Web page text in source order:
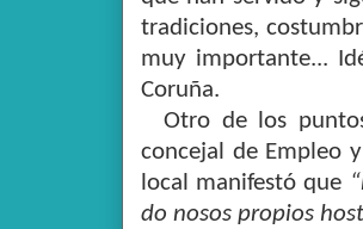
tradiciones,
muy importante...
Coruña.
Otro de los
concejal de Empleo
local manifestó que
do nosos propios